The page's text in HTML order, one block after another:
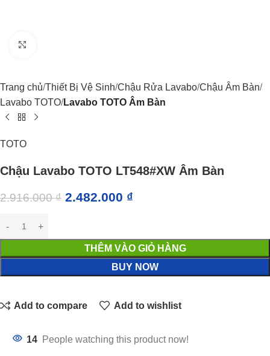
Trang chủ Thiết Bị Vệ Sinh Chậu Rửa Lavabo Chậu Âm Bàn
Lavabo TOTO Lavabo TOTO Âm Bàn
TOTO
Chậu Lavabo TOTO LT548#XW Âm Bàn
2.916.000₫ 2.482.000 ₫
THÊM VÀO GIỎ HÀNG
BUY NOW
Add to compare Add to wishlist
14 People watching this product now!